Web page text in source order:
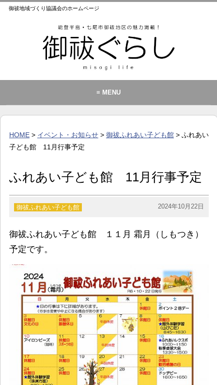
御祓地域づくり協議会のホームページ
≡ MENU
イベント・お知らせ
暮らし
HOME> イベント・お知らせ> 御祓ふれあい子ども館> ふれあい
子ども館 11月行事予定
ふれあい子ども館 11月行事予定
御祓ふれあい子ども館 2024年10月22日
御祓ふれあい子ども館 １１月 霜月（しもつき）
予定です。